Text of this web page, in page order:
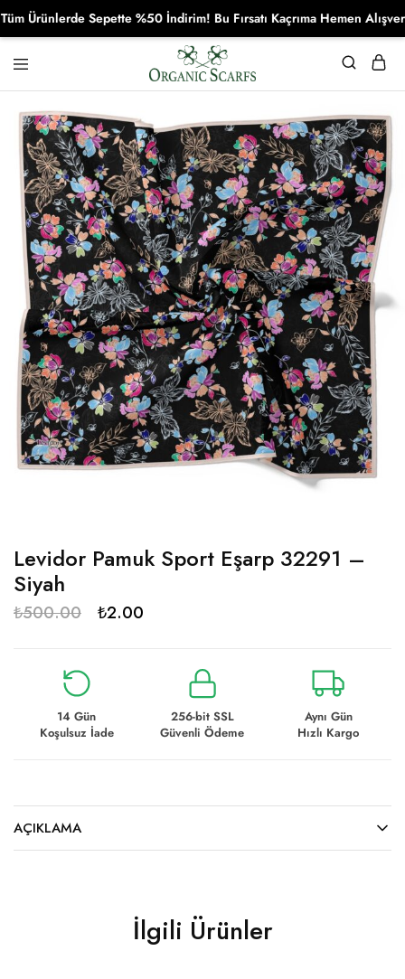
Organikscarf
Levidor Pamuk Sport Eşarp 32291 –
Siyah
₺500.00 ₺2.00
14 Gün
Koşulsuz İade
256-bit SSL
Güvenli Ödeme
Aynı Gün
Hızlı Kargo
AÇIKLAMA
İlgili Ürünler
Ürünlerde Sepette %50 İndirim! Bu Fırsatı Kaçrıma Hemen Alışverişe